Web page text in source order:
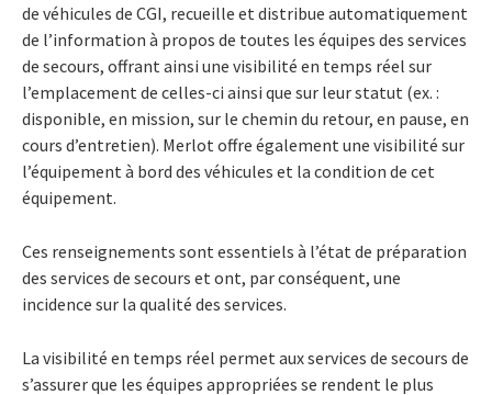
de véhicules de CGI, recueille et distribue automatiquement
de l’information à propos de toutes les équipes des services
de secours, offrant ainsi une visibilité en temps réel sur
l’emplacement de celles-ci ainsi que sur leur statut (ex. :
disponible, en mission, sur le chemin du retour, en pause, en
cours d’entretien). Merlot offre également une visibilité sur
l’équipement à bord des véhicules et la condition de cet
équipement.
Ces renseignements sont essentiels à l’état de préparation
des services de secours et ont, par conséquent, une
incidence sur la qualité des services.
La visibilité en temps réel permet aux services de secours de
s’assurer que les équipes appropriées se rendent le plus